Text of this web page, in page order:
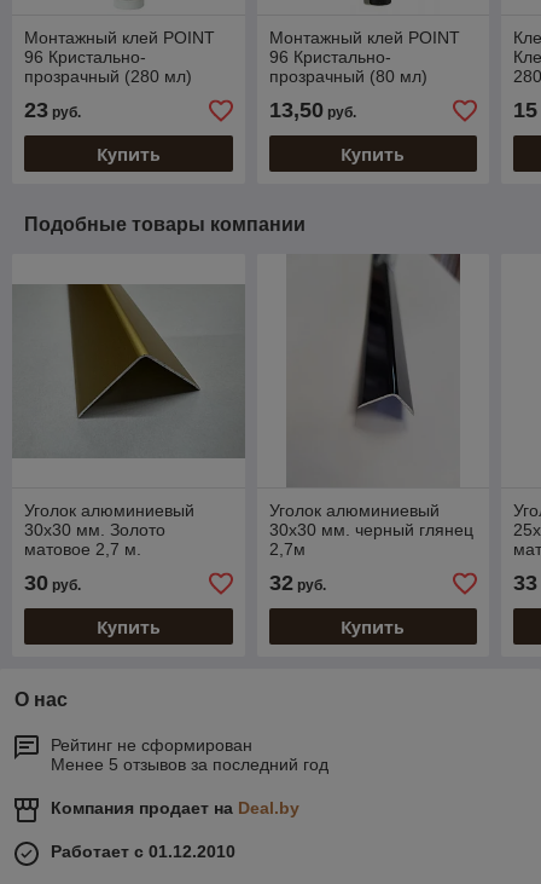
Монтажный клей POINT
96 Кристально-
прозрачный (280 мл)
23 руб.
Купить
Монтажный клей POINT
96 Кристально-
прозрачный (80 мл)
13,50руб.
Купить
15
Подобные товары компании
Уголок алюминиевый
30х30 мм. Золото
матовое 2,7 м.
30 руб.
Купить
Уголок алюминиевый
30х30 мм. черный глянец
2,7м
32руб.
Купить
33
О нас
Рейтинг не сформирован
Менее 5 отзывов за последний год
Компания продает на Deal.by
Работает с 01.12.2010